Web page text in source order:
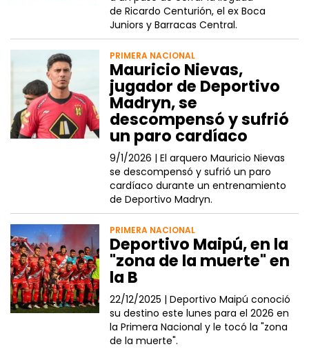
de Ricardo Centurión, el ex Boca
Juniors y Barracas Central.
PRIMERA NACIONAL
Mauricio Nievas,
jugador de Deportivo
Madryn, se
descompensó y sufrió
un paro cardíaco
9/1/2026 |El arquero Mauricio Nievas
se descompensó y sufrió un paro
cardíaco durante un entrenamiento
de Deportivo Madryn.
PRIMERA NACIONAL
Deportivo Maipú, en la
"zona de la muerte" en
la B
22/12/2025 |Deportivo Maipú conoció
su destino este lunes para el 2026 en
la Primera Nacional y le tocó la "zona
de la muerte".